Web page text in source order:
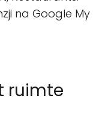
na Google My
ruimte